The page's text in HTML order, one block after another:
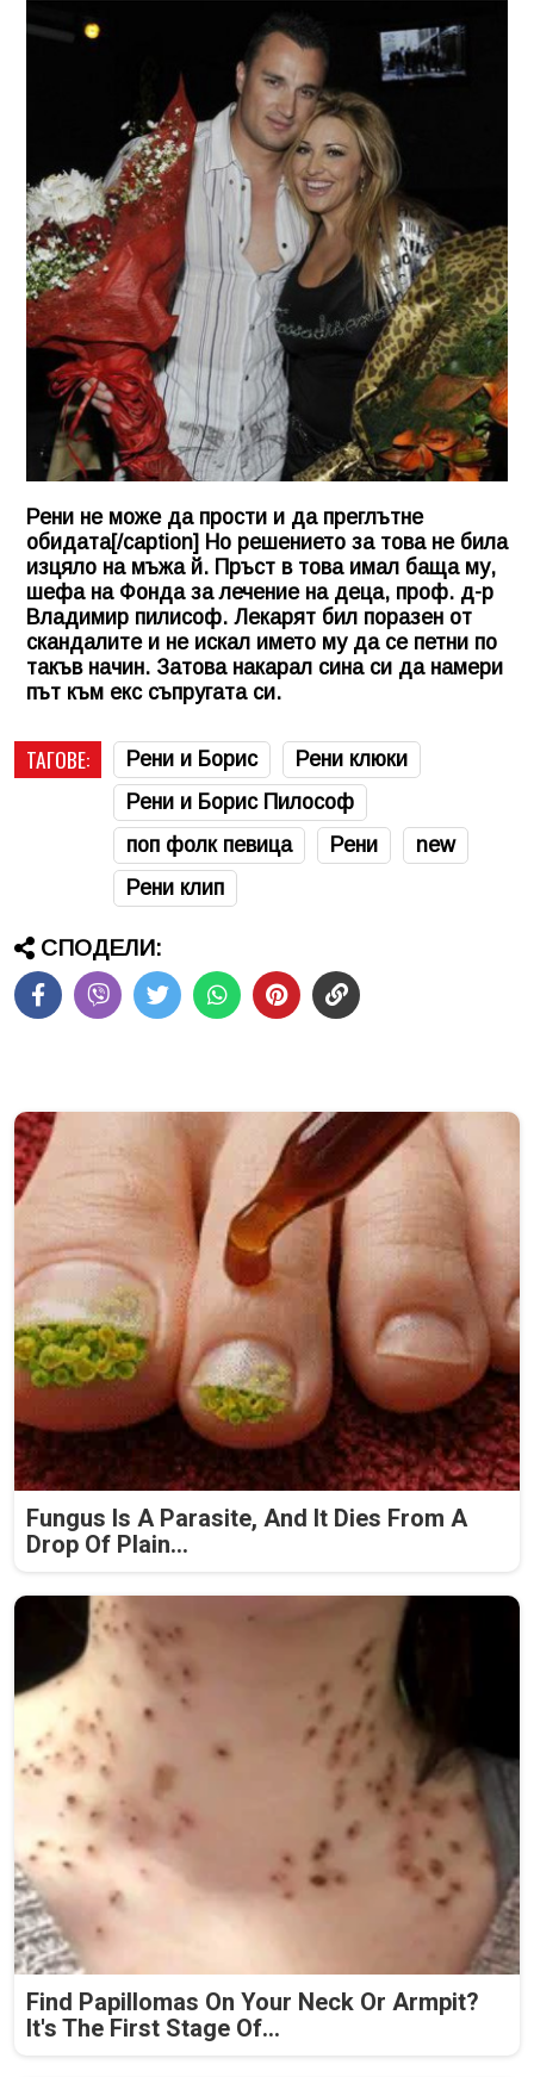
Рени не може да прости и да преглътне
обидата[/caption] Но решението за това не била
изцяло на мъжа й. Пръст в това имал баща му,
шефа на Фонда за лечение на деца, проф. д-р
Владимир пилисоф. Лекарят бил поразен от
скандалите и не искал името му да се петни по
такъв начин. Затова накарал сина си да намери
път към екс съпругата си.
ТАГОВЕ: Рени и Борис
Рени клюки
Рени и Борис Пилософ
поп фолк певица
Рени
new
Рени клип
СПОДЕЛИ:
Fungus Is A Parasite, And It Dies From A
Drop Of Plain...
Find Papillomas On Your Neck Or Armpit?
It's The First Stage Of...